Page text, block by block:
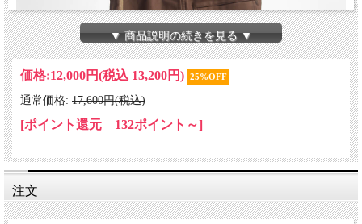
▼ 商品説明の続きを見る ▼
価格:12,000円(税込 13,200円) 25%OFF
通常価格: 17,600円(税込)
[ポイント還元 132ポイント～]
注文